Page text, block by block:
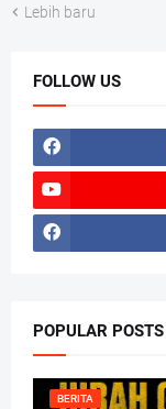
Lebih baru
FOLLOW US
POPULAR POSTS
BERITA